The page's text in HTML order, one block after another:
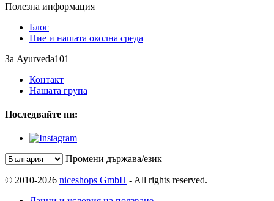
Полезна информация
Блог
Ние и нашата околна среда
За Ayurveda101
Контакт
Нашата група
Последвайте ни:
Промени държава/език
© 2010-2026 niceshops GmbH - All rights reserved.